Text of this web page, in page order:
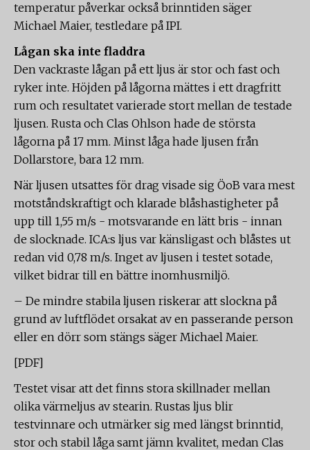
temperatur påverkar också brinntiden säger
Michael Maier, testledare på IPI.
Lågan ska inte fladdra
Den vackraste lågan på ett ljus är stor och fast och
ryker inte. Höjden på lågorna mättes i ett dragfritt
rum och resultatet varierade stort mellan de testade
ljusen. Rusta och Clas Ohlson hade de största
lågorna på 17 mm. Minst låga hade ljusen från
Dollarstore, bara 12 mm.
När ljusen utsattes för drag visade sig ÖoB vara mest
motståndskraftigt och klarade blåshastigheter på
upp till 1,55 m/s - motsvarande en lätt bris - innan
de slocknade. ICA:s ljus var känsligast och blåstes ut
redan vid 0,78 m/s. Inget av ljusen i testet sotade,
vilket bidrar till en bättre inomhusmiljö.
– De mindre stabila ljusen riskerar att slockna på
grund av luftflödet orsakat av en passerande person
eller en dörr som stängs säger Michael Maier.
[PDF]
Testet visar att det finns stora skillnader mellan
olika värmeljus av stearin. Rustas ljus blir
testvinnare och utmärker sig med längst brinntid,
stor och stabil låga samt jämn kvalitet, medan Clas